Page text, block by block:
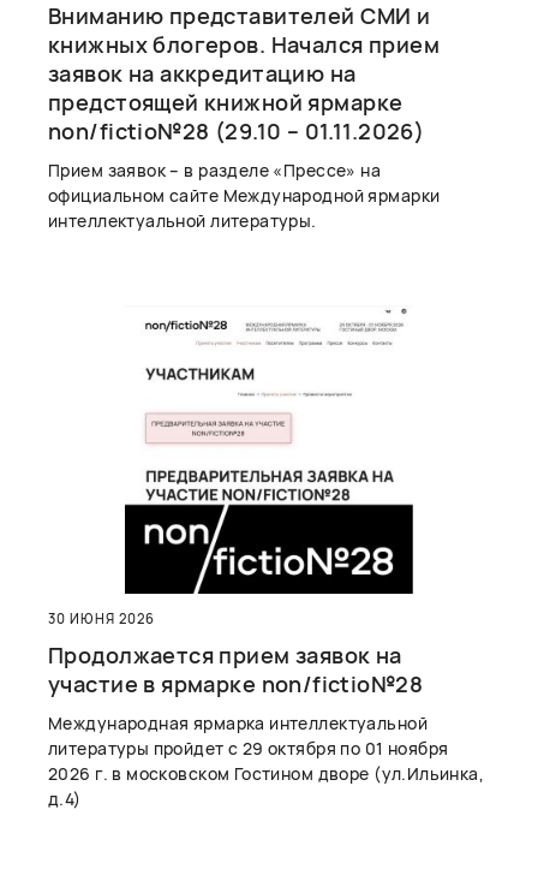
Вниманию представителей СМИ и
книжных блогеров. Начался прием
заявок на аккредитацию на
предстоящей книжной ярмарке
non/fictio№28 (29.10 – 01.11.2026)
Прием заявок – в разделе «Прессе» на
официальном сайте Международной ярмарки
интеллектуальной литературы.
30 ИЮНЯ 2026
Продолжается прием заявок на
участие в ярмарке non/fictio№28
Международная ярмарка интеллектуальной
литературы пройдет с 29 октября по 01 ноября
2026 г. в московском Гостином дворе (ул.Ильинка,
д.4)